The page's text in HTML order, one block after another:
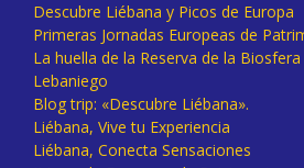
Descubre Liébana y Picos de Europa
Primeras Jornadas Europeas de
La huella de la Reserva de la
Lebaniego
Blog trip: «Descubre Liébana».
Liébana, Vive tu Experiencia
Liébana, Conecta Sensaciones